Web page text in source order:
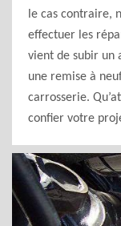
le cas contraire,
effectuer les
vient de subir un
une remise à
carrosserie.
confier votre